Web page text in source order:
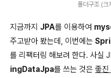
폴더구조 (크
지금까지 JPA를 이용하여
주고받아 봤는데, 이번에는
를 리팩터링 해보려 한다. 사실
ingDataJpa를 쓰는 것은 좋진